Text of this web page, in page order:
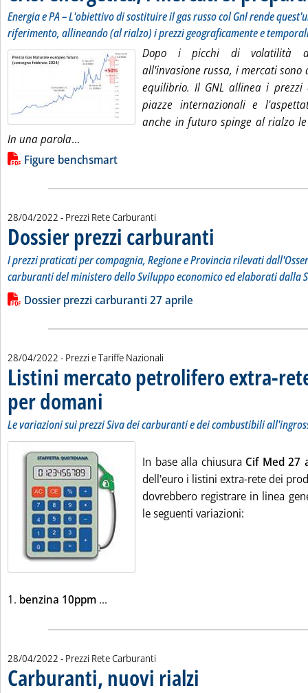
Energia e PA – L'obiettivo di sostituire il gas russo col Gnl rende
riferimento, allineando (al rialzo) i prezzi geograficamente e
Dopo i picchi di volatilità
all'invasione russa, i mercati
equilibrio. Il GNL allinea i
piazze internazionali e
anche in futuro spinge al rialzo
In una parola...
Lista allegati PDF alla notizia
Figure benchsmart
28/04/2022 - Prezzi Rete Carburanti
Dossier prezzi carburanti
I prezzi praticati per compagnia, Regione e Provincia rilevati
carburanti del ministero dello Sviluppo economico ed elaborati dalla
Leggi tutta la notizia: 'Dossier prezzi carburanti'
Lista allegati PDF alla notizia
Dossier prezzi carburanti 27 aprile
28/04/2022 - Prezzi e Tariffe Nazionali
Listini mercato petrolifero extra-
per domani . Sottotitolo: Le variazioni sui prezzi Siva dei carburanti e dei
. Pubblicata giovedì 28 aprile 2022 alle 9.7.
Le variazioni sui prezzi Siva dei carburanti e dei combustibili
In base alla chiusura Cif Med 27
dell'euro i listini extra-rete dei
dovrebbero registrare in linea
le seguenti variazioni:
1. benzina 10ppm ...
28/04/2022 - Prezzi Rete Carburanti
Carburanti, nuovi rialzi